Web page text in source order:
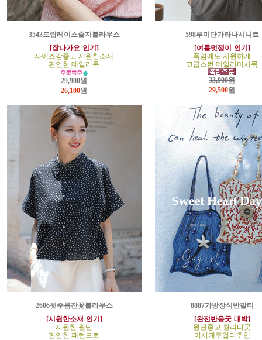
3543드랍레이스줄지블라우스
[잘나가요-인기]
사이즈감좋고 시원한소재
편안한 데일리룩
29,900원
26,100원
598루미단가라나시니트
[여름멋쟁이-인기]
폭염에도 시원하게
고급스런 데일리미시룩
33,900원
29,500원
2606뒷주름잔꽃블라우스
[시원한소재-인기]
시원한 원단
편안한 패턴으로
8887가방장식반팔티
[완전반응굿-대박]
원단좋고,퀄리티굿
미시캐주얼티추천